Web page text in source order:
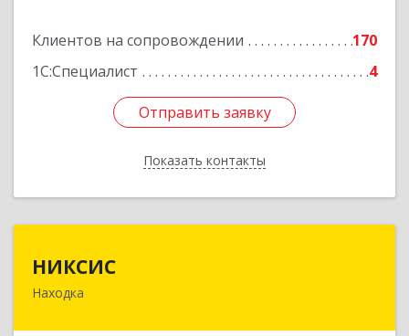
Клиентов на сопровождении
170
1С:Специалист
4
Отправить заявку
Показать контакты
Отправить заявку
Назад
НИКСИС
Находка